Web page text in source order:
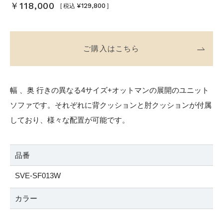
￥118,000 [ 税込¥129,800 ]
ご購入はこちら
幅 、奥 行きの異なる4サイズ+オットマンの展開のユニット
ソファです。それぞれに背クッションと肘クッションが付属
しており、様々な配置が可能です。
品番
SVE-SF013W
カラー